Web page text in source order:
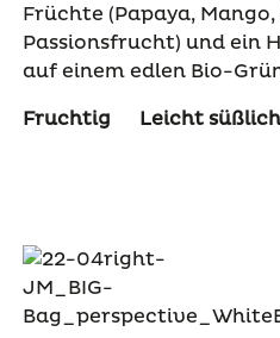
Früchte (Papaya, Mango,
Passionsfrucht) und ein
auf einem edlen Bio-
Fruchtig
Leicht süßlich